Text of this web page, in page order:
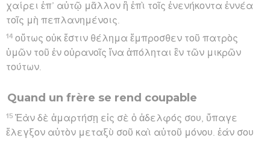
χαίρει ἐπ’ αὐτῷ μᾶλλον ἢ ἐπὶ τοῖς ἐνενήκοντα ἐννέα
τοῖς μὴ πεπλανημένοις.
14 οὕτως οὐκ ἔστιν θέλημα ἔμπροσθεν τοῦ πατρὸς
ὑμῶν τοῦ ἐν οὐρανοῖς ἵνα ἀπόληται ἓν τῶν μικρῶν
τούτων.
Quand un frère se rend coupable
15 Ἐὰν δὲ ἁμαρτήσῃ εἰς σὲ ὁ ἀδελφός σου, ὕπαγε
ἔλεγξον αὐτὸν μεταξὺ σοῦ καὶ αὐτοῦ μόνου. ἐάν σου